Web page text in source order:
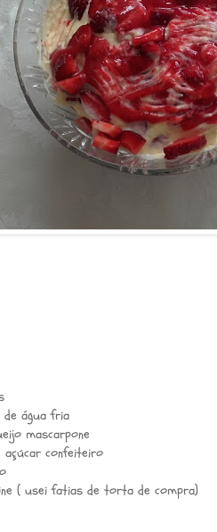
água fria
mascarpone
açúcar confeiteiro
( usei fatias de torta de compra)